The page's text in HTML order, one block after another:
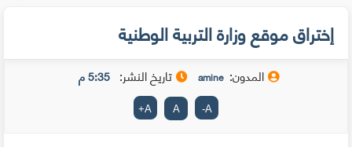
إختراق موقع وزارة التربية الوطنية
المدون: amine تاريخ النشر: 5:35 م
A
-
A
A
+